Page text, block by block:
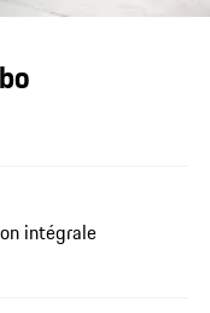
intégrale